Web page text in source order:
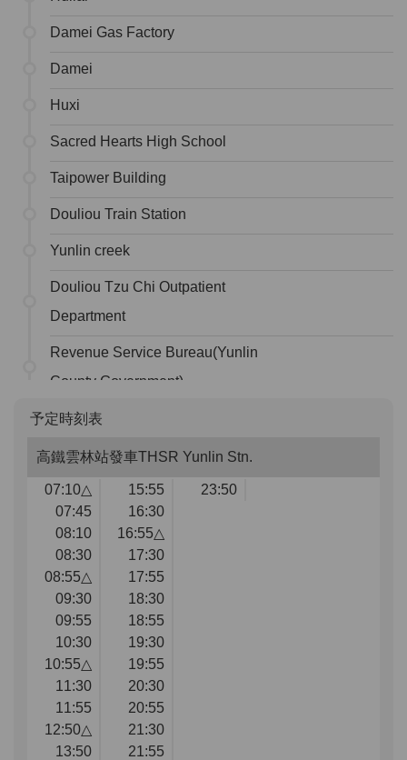
Damei Gas Factory
Damei
Huxi
Sacred Hearts High School
Taipower Building
Douliou Train Station
Yunlin creek
Douliou Tzu Chi Outpatient
Department
Revenue Service Bureau(Yunlin
County Government)
National Yunlin University of
Science and Technolo
予定時刻表
高鐵雲林站發車THSR Yunlin Stn.
07:10△
07:45
08:10
08:30
08:55△
09:30
09:55
10:30
10:55△
11:30
11:55
12:50△
13:50
15:55
16:30
16:55△
17:30
17:55
18:30
18:55
19:30
19:55
20:30
20:55
21:30
21:55
23:50